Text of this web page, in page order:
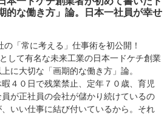
的な働き方」論。日本一社員が幸せ
の「常に考える」仕事術を初公開！
して有名な未来工業の日本一ドケチ創業
に大切な「画期的な働き方」論。
４０日で残業禁止、定年７０歳、育児
が正社員の会社が儲かり続けているの
いい仕事に結び付いているから。それ